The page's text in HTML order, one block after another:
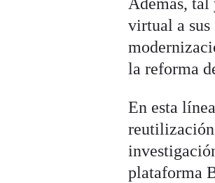
Además, tal
virtual a sus
la reforma
En esta
reutilización
plataforma